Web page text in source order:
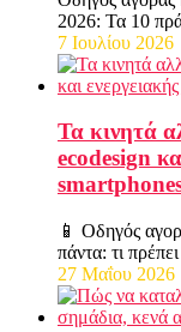
2026: Τα 10
7 Ιουλίου 2026
Τα κινητά
ecodesign
📱 Οδηγός
πάντα: τι
27 Μαΐου 2026